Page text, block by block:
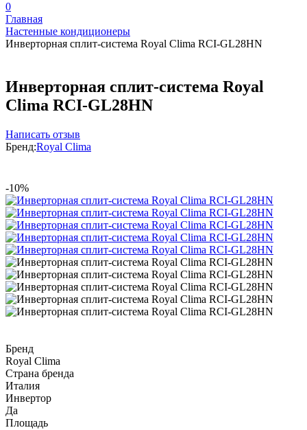
0
Главная
Настенные кондиционеры
Инверторная сплит-система Royal Clima RCI-GL28HN
Инверторная сплит-система Royal
Clima RCI-GL28HN
Написать отзыв
Бренд:Royal Clima
-10%
Бренд
Royal Clima
Страна бренда
Италия
Инвертор
Да
Площадь